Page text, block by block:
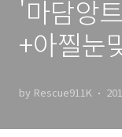
'마담앙
+아찔눈
by Rescue911K